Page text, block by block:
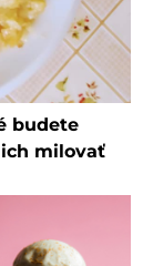
budete
milovať